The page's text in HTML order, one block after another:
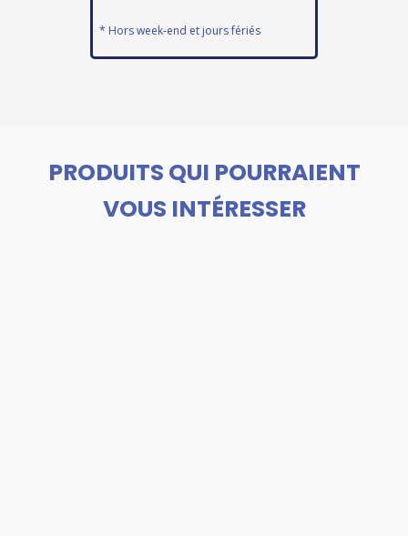
* Hors week-end et jours fériés
PRODUITS QUI POURRAIENT
VOUS INTÉRESSER